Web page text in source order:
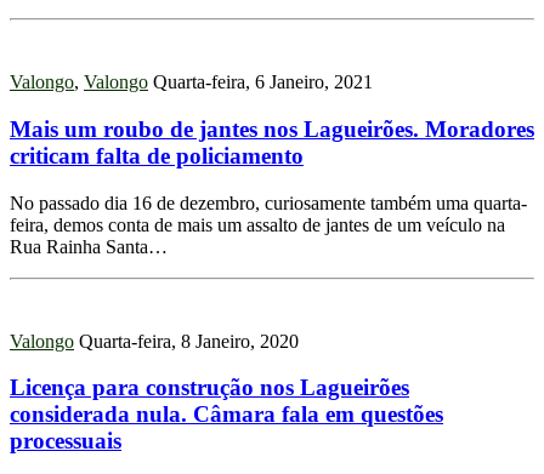
Valongo, Valongo Quarta-feira, 6 Janeiro, 2021
Mais um roubo de jantes nos Lagueirões. Moradores
criticam falta de policiamento
No passado dia 16 de dezembro, curiosamente também uma quarta-
feira, demos conta de mais um assalto de jantes de um veículo na
Rua Rainha Santa…
Valongo Quarta-feira, 8 Janeiro, 2020
Licença para construção nos Lagueirões
considerada nula. Câmara fala em questões
processuais